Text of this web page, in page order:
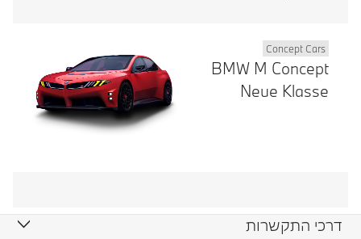
Concept Cars
BMW M Concept
Neue Klasse
דרכי התקשרות